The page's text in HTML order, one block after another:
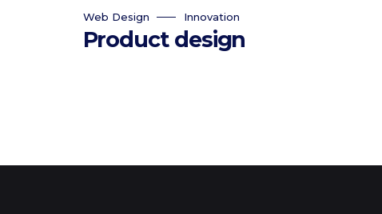
Web Design Innovation
Product design